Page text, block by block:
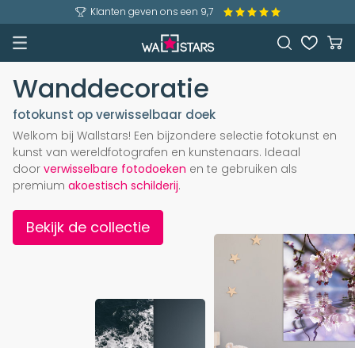
Klanten geven ons een 9,7
Wanddecoratie
fotokunst op verwisselbaar doek
Welkom bij Wallstars! Een bijzondere selectie fotokunst en
kunst van wereldfotografen en kunstenaars. Ideaal
door verwisselbare fotodoeken en te gebruiken als
premium akoestisch schilderij.
Bekijk de collectie